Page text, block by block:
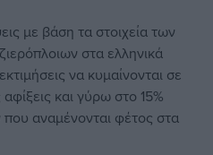
με βάση τα στοιχεία των
στα ελληνικά
να κυμαίνονται σε
και γύρω στο 15%
αναμένονται φέτος στα